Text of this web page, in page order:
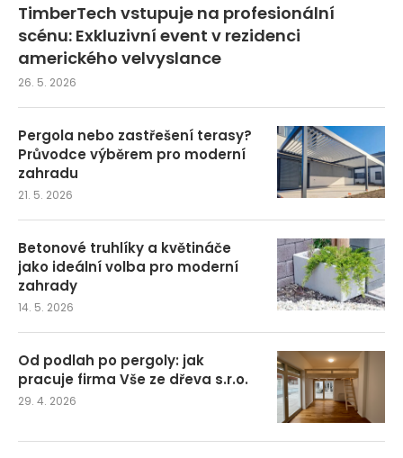
TimberTech vstupuje na profesionální
scénu: Exkluzivní event v rezidenci
amerického velvyslance
26. 5. 2026
Pergola nebo zastřešení terasy?
Průvodce výběrem pro moderní
zahradu
21. 5. 2026
Betonové truhlíky a květináče
jako ideální volba pro moderní
zahrady
14. 5. 2026
Od podlah po pergoly: jak
pracuje firma Vše ze dřeva s.r.o.
29. 4. 2026